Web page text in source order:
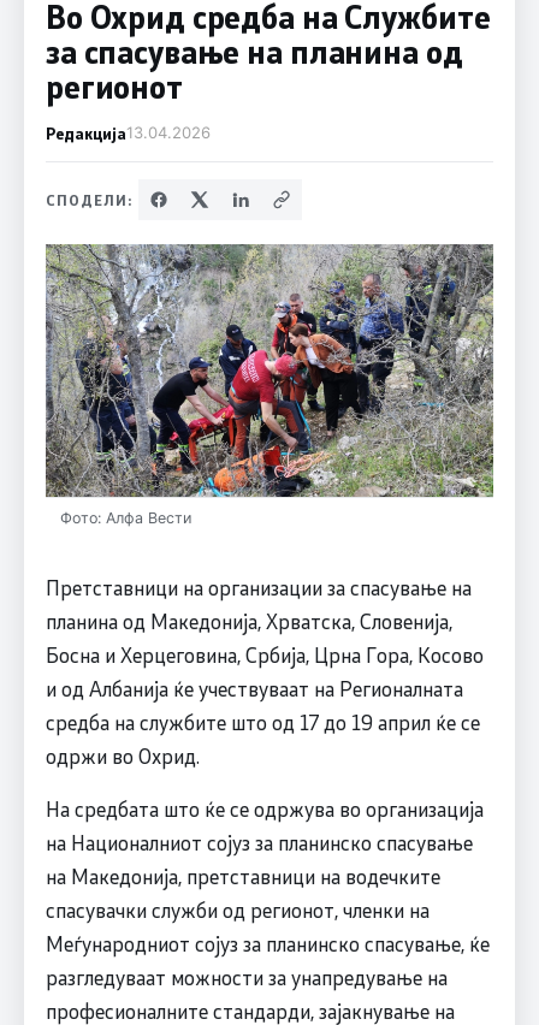
Во Охрид средба на Службите
за спасување на планина од
регионот
Редакција13.04.2026
СПОДЕЛИ:
Фото: Алфа Вести
Претставници на организации за спасување на
планина од Македонија, Хрватска, Словенија,
Босна и Херцеговина, Србија, Црна Гора, Косово
и од Албанија ќе учествуваат на Регионалната
средба на службите што од 17 до 19 април ќе се
одржи во Охрид.
На средбата што ќе се одржува во организација
на Националниот сојуз за планинско спасување
на Македонија, претставници на водечките
спасувачки служби од регионот, членки на
Меѓународниот сојуз за планинско спасување, ќе
разгледуваат можности за унапредување на
професионалните стандарди, зајакнување на